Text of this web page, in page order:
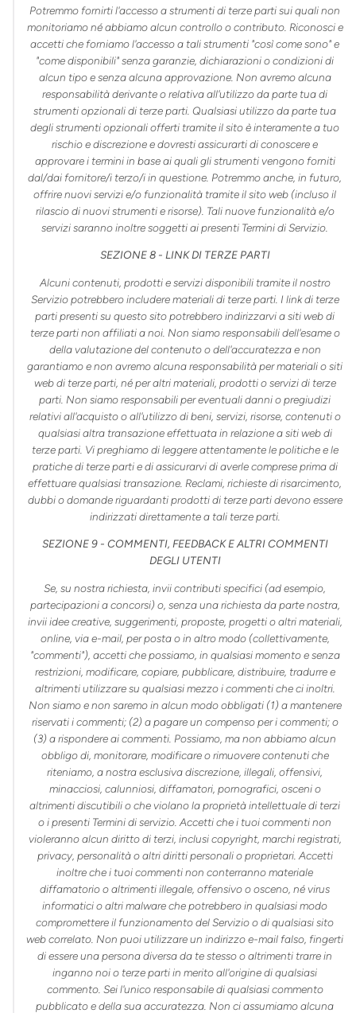
Potremmo fornirti l'accesso a strumenti di terze parti sui quali non
monitoriamo né abbiamo alcun controllo o contributo. Riconosci e
accetti che forniamo l'accesso a tali strumenti "così come sono" e
"come disponibili" senza garanzie, dichiarazioni o condizioni di
alcun tipo e senza alcuna approvazione. Non avremo alcuna
responsabilità derivante o relativa all'utilizzo da parte tua di
strumenti opzionali di terze parti. Qualsiasi utilizzo da parte tua
degli strumenti opzionali offerti tramite il sito è interamente a tuo
rischio e discrezione e dovresti assicurarti di conoscere e
approvare i termini in base ai quali gli strumenti vengono forniti
dal/dai fornitore/i terzo/i in questione. Potremmo anche, in futuro,
offrire nuovi servizi e/o funzionalità tramite il sito web (incluso il
rilascio di nuovi strumenti e risorse). Tali nuove funzionalità e/o
servizi saranno inoltre soggetti ai presenti Termini di Servizio.
SEZIONE 8 - LINK DI TERZE PARTI
Alcuni contenuti, prodotti e servizi disponibili tramite il nostro
Servizio potrebbero includere materiali di terze parti. I link di terze
parti presenti su questo sito potrebbero indirizzarvi a siti web di
terze parti non affiliati a noi. Non siamo responsabili dell'esame o
della valutazione del contenuto o dell'accuratezza e non
garantiamo e non avremo alcuna responsabilità per materiali o siti
web di terze parti, né per altri materiali, prodotti o servizi di terze
parti. Non siamo responsabili per eventuali danni o pregiudizi
relativi all'acquisto o all'utilizzo di beni, servizi, risorse, contenuti o
qualsiasi altra transazione effettuata in relazione a siti web di
terze parti. Vi preghiamo di leggere attentamente le politiche e le
pratiche di terze parti e di assicurarvi di averle comprese prima di
effettuare qualsiasi transazione. Reclami, richieste di risarcimento,
dubbi o domande riguardanti prodotti di terze parti devono essere
indirizzati direttamente a tali terze parti.
SEZIONE 9 - COMMENTI, FEEDBACK E ALTRI COMMENTI
DEGLI UTENTI
Se, su nostra richiesta, invii contributi specifici (ad esempio,
partecipazioni a concorsi) o, senza una richiesta da parte nostra,
invii idee creative, suggerimenti, proposte, progetti o altri materiali,
online, via e-mail, per posta o in altro modo (collettivamente,
"commenti"), accetti che possiamo, in qualsiasi momento e senza
restrizioni, modificare, copiare, pubblicare, distribuire, tradurre e
altrimenti utilizzare su qualsiasi mezzo i commenti che ci inoltri.
Non siamo e non saremo in alcun modo obbligati (1) a mantenere
riservati i commenti; (2) a pagare un compenso per i commenti; o
(3) a rispondere ai commenti. Possiamo, ma non abbiamo alcun
obbligo di, monitorare, modificare o rimuovere contenuti che
riteniamo, a nostra esclusiva discrezione, illegali, offensivi,
minacciosi, calunniosi, diffamatori, pornografici, osceni o
altrimenti discutibili o che violano la proprietà intellettuale di terzi
o i presenti Termini di servizio. Accetti che i tuoi commenti non
violeranno alcun diritto di terzi, inclusi copyright, marchi registrati,
privacy, personalità o altri diritti personali o proprietari. Accetti
inoltre che i tuoi commenti non conterranno materiale
diffamatorio o altrimenti illegale, offensivo o osceno, né virus
informatici o altri malware che potrebbero in qualsiasi modo
compromettere il funzionamento del Servizio o di qualsiasi sito
web correlato. Non puoi utilizzare un indirizzo e-mail falso, fingerti
di essere una persona diversa da te stesso o altrimenti trarre in
inganno noi o terze parti in merito all'origine di qualsiasi
commento. Sei l'unico responsabile di qualsiasi commento
pubblicato e della sua accuratezza. Non ci assumiamo alcuna